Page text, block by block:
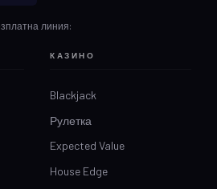
линия:
КАЗИНО
Blackjack
Рулетка
Expected Value
House Edge